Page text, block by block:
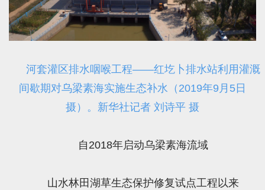
河套灌区排水咽喉工程——红圪卜排水站利用灌溉
间歇期对乌梁素海实施生态补水（2019年9月5日
摄）。新华社记者 刘诗平 摄
自2018年启动乌梁素海流域
山水林田湖草生态保护修复试点工程以来